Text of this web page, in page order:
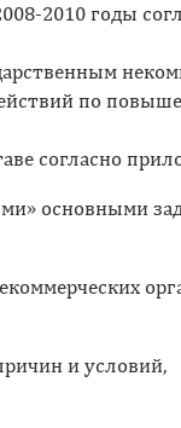
2010 годы
по
согласно
основными
и условий,